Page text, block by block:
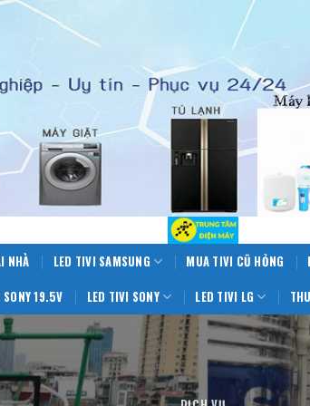
NHÀ LED TIVI SAMSUNG MUA TIVI CŨ HỎNG
SONY 19.5V LED TIVI SONY LED TIVI LG